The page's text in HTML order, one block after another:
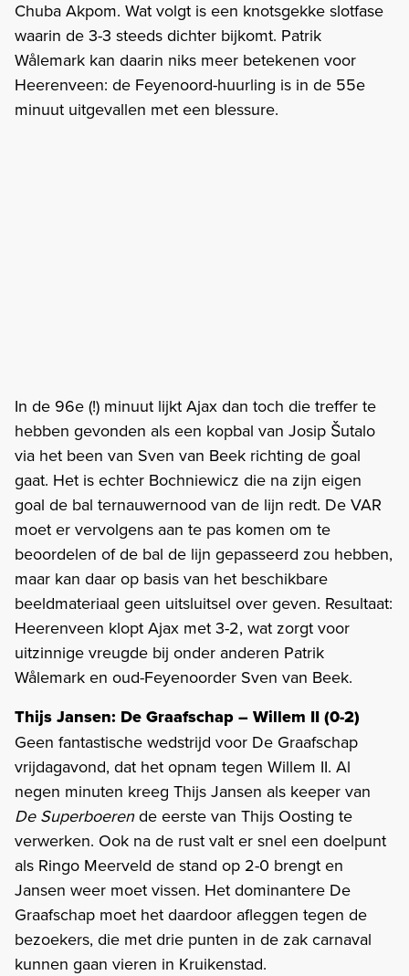
Chuba Akpom. Wat volgt is een knotsgekke slotfase
waarin de 3-3 steeds dichter bijkomt. Patrik
Wålemark kan daarin niks meer betekenen voor
Heerenveen: de Feyenoord-huurling is in de 55e
minuut uitgevallen met een blessure.
In de 96e (!) minuut lijkt Ajax dan toch die treffer te
hebben gevonden als een kopbal van Josip Šutalo
via het been van Sven van Beek richting de goal
gaat. Het is echter Bochniewicz die na zijn eigen
goal de bal ternauwernood van de lijn redt. De VAR
moet er vervolgens aan te pas komen om te
beoordelen of de bal de lijn gepasseerd zou hebben,
maar kan daar op basis van het beschikbare
beeldmateriaal geen uitsluitsel over geven. Resultaat:
Heerenveen klopt Ajax met 3-2, wat zorgt voor
uitzinnige vreugde bij onder anderen Patrik
Wålemark en oud-Feyenoorder Sven van Beek.
Thijs Jansen: De Graafschap – Willem II (0-2)
Geen fantastische wedstrijd voor De Graafschap
vrijdagavond, dat het opnam tegen Willem II. Al
negen minuten kreeg Thijs Jansen als keeper van
De Superboerende eerste van Thijs Oosting te
verwerken. Ook na de rust valt er snel een doelpunt
als Ringo Meerveld de stand op 2-0 brengt en
Jansen weer moet vissen. Het dominantere De
Graafschap moet het daardoor afleggen tegen de
bezoekers, die met drie punten in de zak carnaval
kunnen gaan vieren in Kruikenstad.